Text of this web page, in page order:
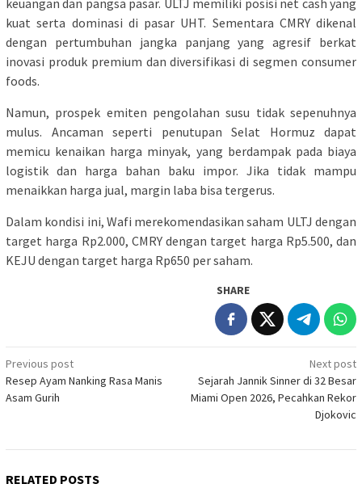
kuat serta dominasi di pasar UHT. Sementara CMRY dikenal
dengan pertumbuhan jangka panjang yang agresif berkat
inovasi produk premium dan diversifikasi di segmen consumer
foods.
Namun, prospek emiten pengolahan susu tidak sepenuhnya
mulus. Ancaman seperti penutupan Selat Hormuz dapat
memicu kenaikan harga minyak, yang berdampak pada biaya
logistik dan harga bahan baku impor. Jika tidak mampu
menaikkan harga jual, margin laba bisa tergerus.
Dalam kondisi ini, Wafi merekomendasikan saham ULTJ dengan
target harga Rp2.000, CMRY dengan target harga Rp5.500, dan
KEJU dengan target harga Rp650 per saham.
SHARE
Post
navigation
Previous post
Resep Ayam Nanking Rasa Manis
Asam Gurih
Next post
Sejarah Jannik Sinner di 32 Besar
Miami Open 2026, Pecahkan Rekor
Djokovic
RELATED POSTS